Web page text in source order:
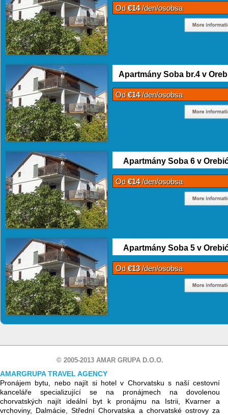
Od€14/den/osobsa
Apartmány Soba br.4 v
Od€14/den/osobsa
Apartmány Soba 6 v
Od€14/den/osobsa
Apartmány Soba 5 v
Od€13/den/osobsa
© 2005-2013 AMAR GRUPA D.O.O.
AMARGRUPA TRAVEL AGENCY
Pronájem bytu, nebo najít si hotel v Chorvatsku s naší cestovní
kanceláře specializující se na pronájmech na dovolenou
chorvatských najít ideální byt k pronájmu na Istrii, Kvarner a
vrchoviny, Dalmácie, Střední Chorvatska a chorvatské ostrovy za